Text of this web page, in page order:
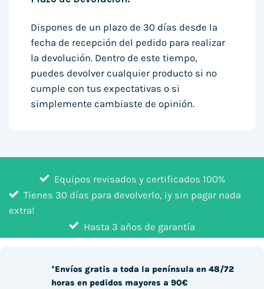
Dispones de un plazo de 30 días desde la
fecha de recepción del pedido para realizar
la devolución. Dentro de este tiempo,
puedes devolver cualquier producto si no
cumple con tus expectativas o si
simplemente cambiaste de opinión.
Equipos revisados y certificados 100%
Tienes 30 días para devolverlo, ¡y sin pagar nada
extra!
Hasta 3 años de garantía
*Envíos gratis a toda la península en 48/72
horas en pedidos mayores a 90€